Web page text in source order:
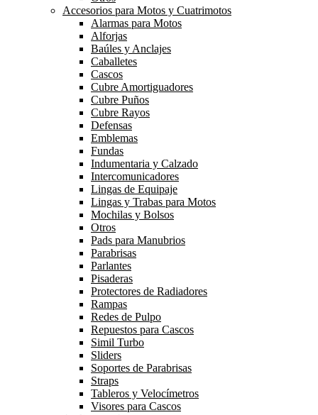
Accesorios para Motos y Cuatrimotos
Alarmas para Motos
Alforjas
Baúles y Anclajes
Caballetes
Cascos
Cubre Amortiguadores
Cubre Puños
Cubre Rayos
Defensas
Emblemas
Fundas
Indumentaria y Calzado
Intercomunicadores
Lingas de Equipaje
Lingas y Trabas para Motos
Mochilas y Bolsos
Otros
Pads para Manubrios
Parabrisas
Parlantes
Pisaderas
Protectores de Radiadores
Rampas
Redes de Pulpo
Repuestos para Cascos
Simil Turbo
Sliders
Soportes de Parabrisas
Straps
Tableros y Velocímetros
Visores para Cascos